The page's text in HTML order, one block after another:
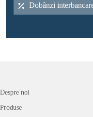
Dobânzi
Despre noi
Produse